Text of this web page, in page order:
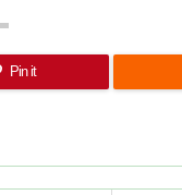
Pin it